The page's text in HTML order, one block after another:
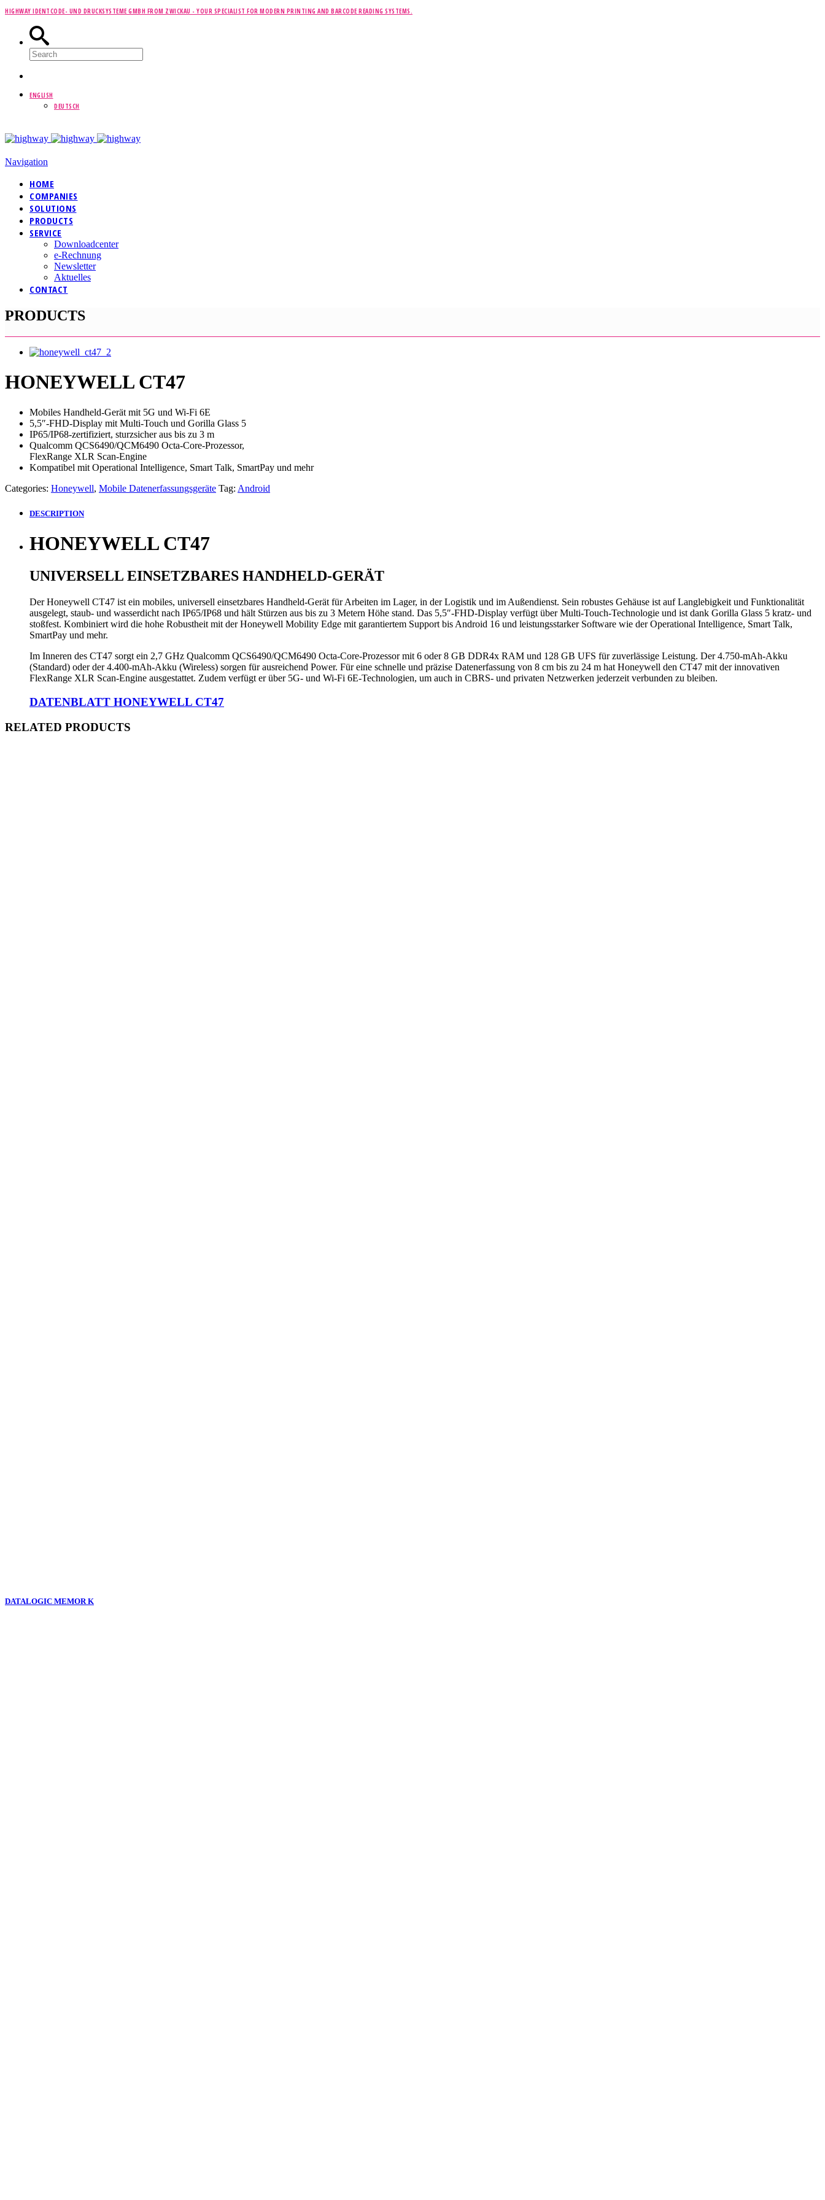
HIGHWAY IDENTCODE- UND DRUCKSYSTEME GMBH FROM ZWICKAU - YOUR SPECIALIST FOR MODERN PRINTING AND BARCODE READING SYSTEMS.
ENGLISH
DEUTSCH
Navigation
HOME
COMPANIES
SOLUTIONS
PRODUCTS
SERVICE
Downloadcenter
e-Rechnung
Newsletter
Aktuelles
CONTACT
PRODUCTS
HONEYWELL CT47
Mobiles Handheld-Gerät mit 5G und Wi-Fi 6E
5,5″-FHD-Display mit Multi-Touch und Gorilla Glass 5
IP65/IP68-zertifiziert, sturzsicher aus bis zu 3 m
Qualcomm QCS6490/QCM6490 Octa-Core-Prozessor,
FlexRange XLR Scan-Engine
Kompatibel mit Operational Intelligence, Smart Talk, SmartPay und mehr
Categories: Honeywell, Mobile Datenerfassungsgeräte Tag: Android
DESCRIPTION
HONEYWELL CT47
UNIVERSELL EINSETZBARES HANDHELD-GERÄT
Der Honeywell CT47 ist ein mobiles, universell einsetzbares Handheld-Gerät für Arbeiten im Lager, in der Logistik und im Außendienst. Sein robustes Gehäuse ist auf Langlebigkeit und Funktionalität
ausgelegt, staub- und wasserdicht nach IP65/IP68 und hält Stürzen aus bis zu 3 Metern Höhe stand. Das 5,5″-FHD-Display verfügt über Multi-Touch-Technologie und ist dank Gorilla Glass 5 kratz- und
stoßfest. Kombiniert wird die hohe Robustheit mit der Honeywell Mobility Edge mit garantiertem Support bis Android 16 und leistungsstarker Software wie der Operational Intelligence, Smart Talk,
SmartPay und mehr.
Im Inneren des CT47 sorgt ein 2,7 GHz Qualcomm QCS6490/QCM6490 Octa-Core-Prozessor mit 6 oder 8 GB DDR4x RAM und 128 GB UFS für zuverlässige Leistung. Der 4.750-mAh-Akku
(Standard) oder der 4.400-mAh-Akku (Wireless) sorgen für ausreichend Power. Für eine schnelle und präzise Datenerfassung von 8 cm bis zu 24 m hat Honeywell den CT47 mit der innovativen
FlexRange XLR Scan-Engine ausgestattet. Zudem verfügt er über 5G- und Wi-Fi 6E-Technologien, um auch in CBRS- und privaten Netzwerken jederzeit verbunden zu bleiben.
DATENBLATT HONEYWELL CT47
RELATED PRODUCTS
DATALOGIC MEMOR K